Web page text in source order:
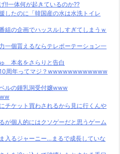
!!一体何が起きているのか??
したのに「韓国産の水は水洗トイレ
組の企画でハッスルしすぎてしまうｗ
一個貰えるならテレポーテーション一
本名をさらりと告白
10周年ってマジ？wwwwwwwwwwww
ルの鍾乳洞受付嬢www
チケット買わされるから見に行くんや
が個人的にはクソゲーだと思うゲーム
入るジャーニー…まるで成長していな